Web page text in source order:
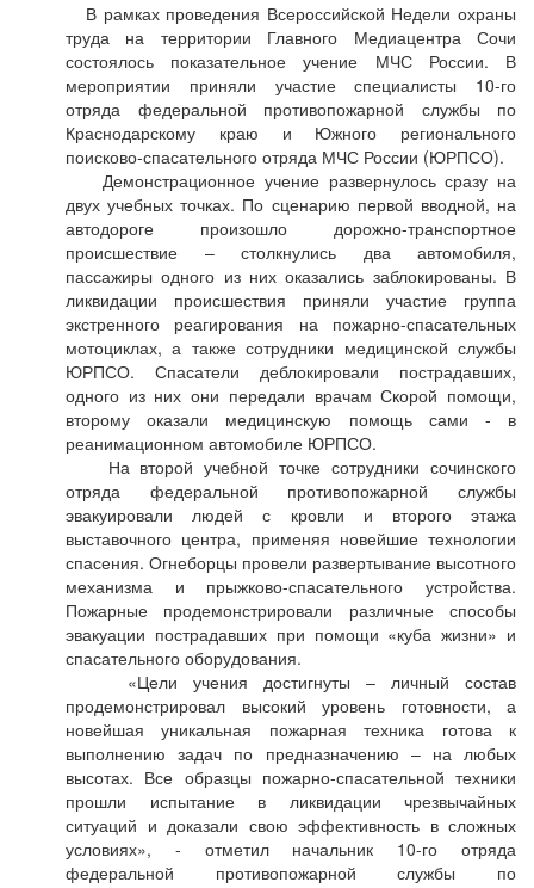
В рамках проведения Всероссийской Недели охраны
труда на территории Главного Медиацентра Сочи
состоялось показательное учение МЧС России. В
мероприятии приняли участие специалисты 10-го
отряда федеральной противопожарной службы по
Краснодарскому краю и Южного регионального
поисково-спасательного отряда МЧС России (ЮРПСО).
Демонстрационное учение развернулось сразу на
двух учебных точках. По сценарию первой вводной, на
автодороге произошло дорожно-транспортное
происшествие – столкнулись два автомобиля,
пассажиры одного из них оказались заблокированы. В
ликвидации происшествия приняли участие группа
экстренного реагирования на пожарно-спасательных
мотоциклах, а также сотрудники медицинской службы
ЮРПСО. Спасатели деблокировали пострадавших,
одного из них они передали врачам Скорой помощи,
второму оказали медицинскую помощь сами - в
реанимационном автомобиле ЮРПСО.
На второй учебной точке сотрудники сочинского
отряда федеральной противопожарной службы
эвакуировали людей с кровли и второго этажа
выставочного центра, применяя новейшие технологии
спасения. Огнеборцы провели развертывание высотного
механизма и прыжково-спасательного устройства.
Пожарные продемонстрировали различные способы
эвакуации пострадавших при помощи «куба жизни» и
спасательного оборудования.
«Цели учения достигнуты – личный состав
продемонстрировал высокий уровень готовности, а
новейшая уникальная пожарная техника готова к
выполнению задач по предназначению – на любых
высотах. Все образцы пожарно-спасательной техники
прошли испытание в ликвидации чрезвычайных
ситуаций и доказали свою эффективность в сложных
условиях», - отметил начальник 10-го отряда
федеральной противопожарной службы по